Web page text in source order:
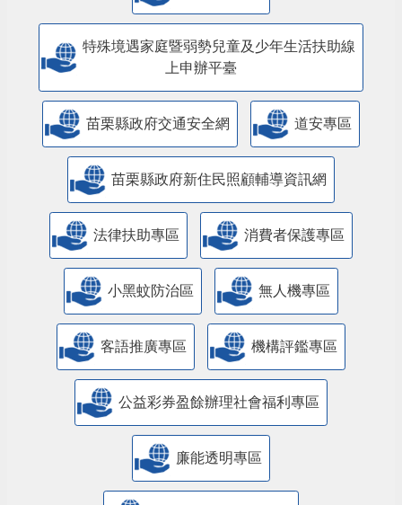
特殊境遇家庭暨弱勢兒童及少年生活扶助線
上申辦平臺
苗栗縣政府交通安全網 道安專區
苗栗縣政府新住民照顧輔導資訊網
法律扶助專區 消費者保護專區
小黑蚊防治區 無人機專區
客語推廣專區 機構評鑑專區
公益彩券盈餘辦理社會福利專區
廉能透明專區